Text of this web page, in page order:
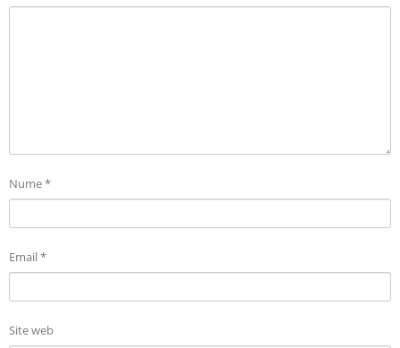
Nume*
Email*
Site web